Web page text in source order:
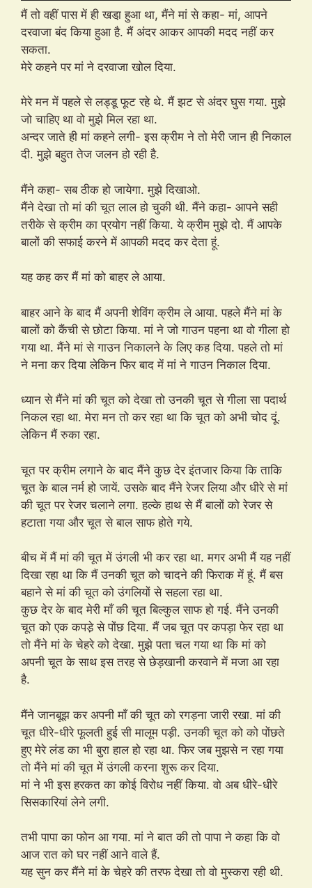
मैं तो वहीं पास में ही खडा़ हुआ था, मैंने मां से कहा- मां, आपने
दरवाजा बंद किया हुआ है. मैं अंदर आकर आपकी मदद नहीं कर
सकता.
मेरे कहने पर मां ने दरवाजा खोल दिया.
मेरे मन में पहले से लड्डू फूट रहे थे. मैं झट से अंदर घुस गया. मुझे
जो चाहिए था वो मुझे मिल रहा था.
अन्दर जाते ही मां कहने लगी- इस क्रीम ने तो मेरी जान ही निकाल
दी. मुझे बहुत तेज जलन हो रही है.
मैंने कहा- सब ठीक हो जायेगा. मुझे दिखाओ.
मैंने देखा तो मां की चूत लाल हो चुकी थी. मैंने कहा- आपने सही
तरीके से क्रीम का प्रयोग नहीं किया. ये क्रीम मुझे दो. मैं आपके
बालों की सफाई करने में आपकी मदद कर देता हूं.
यह कह कर मैं मां को बाहर ले आया.
बाहर आने के बाद मैं अपनी शेविंग क्रीम ले आया. पहले मैंने मां के
बालों को कैंची से छोटा किया. मां ने जो गाउन पहना था वो गीला हो
गया था. मैंने मां से गाउन निकालने के लिए कह दिया. पहले तो मां
ने मना कर दिया लेकिन फिर बाद में मां ने गाउन निकाल दिया.
ध्यान से मैंने मां की चूत को देखा तो उनकी चूत से गीला सा पदार्थ
निकल रहा था. मेरा मन तो कर रहा था कि चूत को अभी चोद दूं.
लेकिन मैं रुका रहा.
चूत पर क्रीम लगाने के बाद मैंने कुछ देर इंतजार किया कि ताकि
चूत के बाल नर्म हो जायें. उसके बाद मैंने रेजर लिया और धीरे से मां
की चूत पर रेजर चलाने लगा. हल्के हाथ से मैं बालों को रेजर से
हटाता गया और चूत से बाल साफ होते गये.
बीच में मैं मां की चूत में उंगली भी कर रहा था. मगर अभी मैं यह नहीं
दिखा रहा था कि मैं उनकी चूत को चादने की फिराक में हूं. मैं बस
बहाने से मां की चूत को उंगलियों से सहला रहा था.
कुछ देर के बाद मेरी माँ की चूत बिल्कुल साफ हो गई. मैंने उनकी
चूत को एक कपडे़ से पोंछ दिया. मैं जब चूत पर कपड़ा फेर रहा था
तो मैंने मां के चेहरे को देखा. मुझे पता चल गया था कि मां को
अपनी चूत के साथ इस तरह से छेड़खानी करवाने में मजा आ रहा
है.
मैंने जानबूझ कर अपनी माँ की चूत को रगड़ना जारी रखा. मां की
चूत धीरे-धीरे फूलती हुई सी मालूम पड़ी. उनकी चूत को को पोंछते
हुए मेरे लंड का भी बुरा हाल हो रहा था. फिर जब मुझसे न रहा गया
तो मैंने मां की चूत में उंगली करना शुरू कर दिया.
मां ने भी इस हरकत का कोई विरोध नहीं किया. वो अब धीरे-धीरे
सिसकारियां लेने लगी.
तभी पापा का फोन आ गया. मां ने बात की तो पापा ने कहा कि वो
आज रात को घर नहीं आने वाले हैं.
यह सुन कर मैंने मां के चेहरे की तरफ देखा तो वो मुस्करा रही थी.